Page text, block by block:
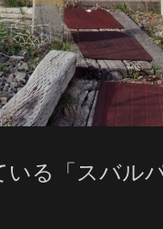
る「スバル